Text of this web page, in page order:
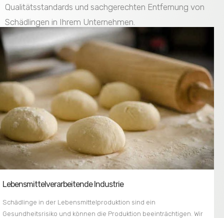
Qualitätsstandards und sachgerechten Entfernung von
Schädlingen in Ihrem Unternehmen.
Lebensmittelverarbeitende Industrie
Schädlinge in der Lebensmittelproduktion sind ein
Gesundheitsrisiko und können die Produktion beeinträchtigen. Wir